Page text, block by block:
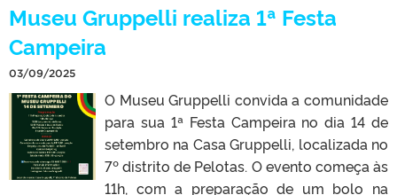
Museu Gruppelli realiza 1ª Festa
Campeira
03/09/2025
O Museu Gruppelli convida a comunidade
para sua 1ª Festa Campeira no dia 14 de
setembro na Casa Gruppelli, localizada no
7º distrito de Pelotas. O evento começa às
11h, com a preparação de um bolo na